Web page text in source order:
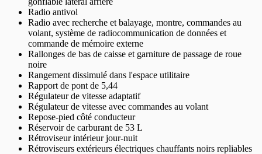
Radio antivol
Radio avec recherche et balayage, montre, commandes au
volant, système de radiocommunication de données et
commande de mémoire externe
Rallonges de bas de caisse et garniture de passage de roue
noire
Rangement dissimulé dans l'espace utilitaire
Rapport de pont de 5,44
Régulateur de vitesse adaptatif
Régulateur de vitesse avec commandes au volant
Repose-pied côté conducteur
Réservoir de carburant de 53 L
Rétroviseur intérieur jour-nuit
Rétroviseurs extérieurs électriques chauffants noirs repliables